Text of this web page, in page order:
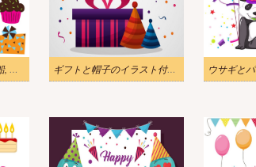
誕生日ケーキ, ∥で∥, 風船, イラスト ギフトと帽子のイラスト付き誕生日カード